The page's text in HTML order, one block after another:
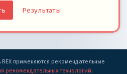
Результаты
применяются рекомендательные
рекомендательных технологий.